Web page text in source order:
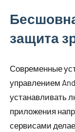
защита
Современные
управлением
устанавливать
приложения
сервисами